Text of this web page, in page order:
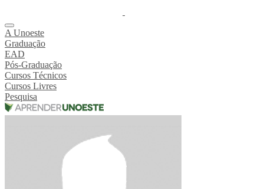
A Unoeste
Graduação
EAD
Pós-Graduação
Cursos Técnicos
Cursos Livres
Pesquisa